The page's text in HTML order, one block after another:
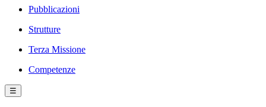
Pubblicazioni
Strutture
Terza Missione
Competenze
☰